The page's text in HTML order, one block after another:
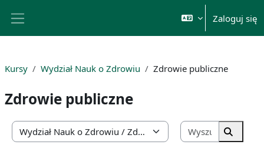
Zaloguj się
Kursy Wydział Nauk o Zdrowiu Zdrowie publiczne
Zdrowie publiczne
Kategorie kursów
Wyszukaj